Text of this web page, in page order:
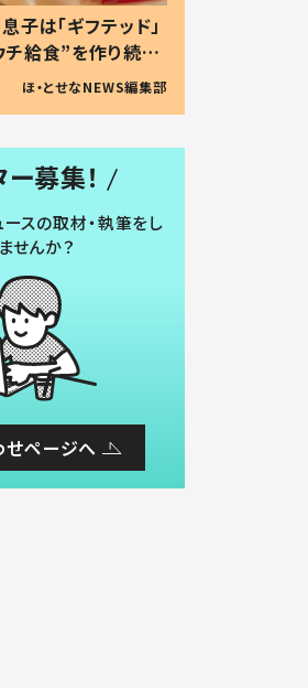
子は「ギフテッド」
給食”を作り続け
の親 #令和の子
ほ・とせなNEWS編集部
募集！
スの取材・執筆をし
せんか？
ページへ